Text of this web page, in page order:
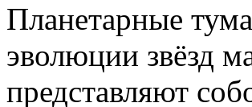
Планетарные
эволюции звёзд
представляют